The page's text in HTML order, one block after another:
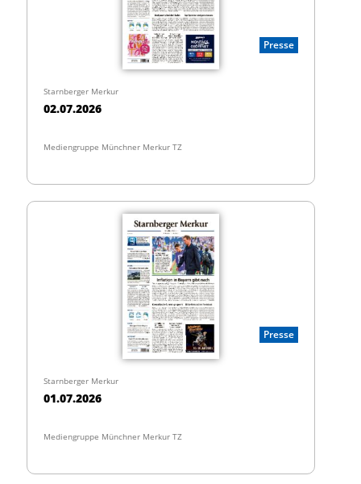
Presse
Starnberger Merkur
02.07.2026
Mediengruppe Münchner Merkur TZ
Presse
Starnberger Merkur
01.07.2026
Mediengruppe Münchner Merkur TZ